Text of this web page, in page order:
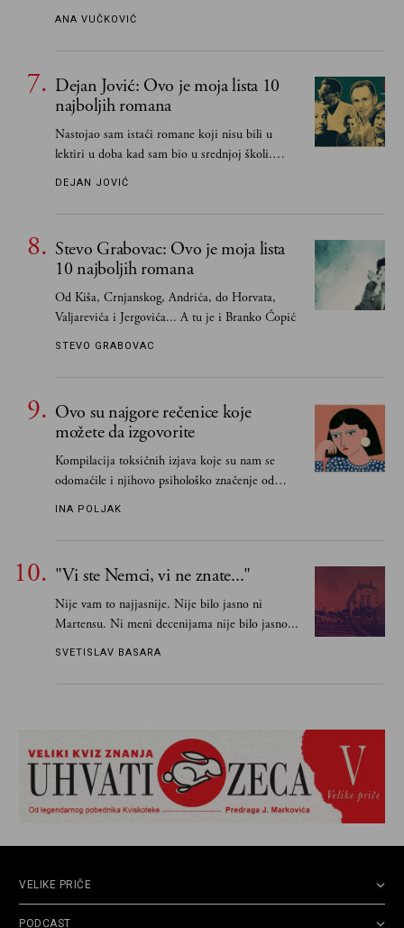
ANA VUČKOVIĆ
Dejan Jović: Ovo je moja lista 10
najboljih romana
Nastojao sam istaći romane koji nisu bili u
lektiri u doba kad sam bio u srednjoj školi.
Smatrao sam da su "klasici" već dovoljno
DEJAN JOVIĆ
Stevo Grabovac: Ovo je moja lista
10 najboljih romana
Od Kiša, Crnjanskog, Andrića, do Horvata,
Valjarevića i Jergovića... A tu je i Branko Ćopić
STEVO GRABOVAC
Ovo su najgore rečenice koje
možete da izgovorite
Kompilacija toksičnih izjava koje su nam se
odomaćile i njihovo psihološko značenje od
INA POLJAK
"Vi ste Nemci, vi ne znate..."
Nije vam to najjasnije. Nije bilo jasno ni
Martensu. Ni meni decenijama nije bilo jasno...
SVETISLAV BASARA
VELIKE PRIČE
PODCAST